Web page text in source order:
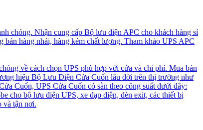
chóng. Nhận cung cấp Bộ lưu điện APC cho khách hàng sỉ
hàng nhái, hàng kém chất lượng. Tham khảo UPS APC
về cách chọn UPS phù hợp với cửa và chi phí. Mua bán
hiệu Bộ Lưu Điện Cửa Cuốn lâu đời trên thị trường như
Cuốn, UPS Cửa Cuốn có sẵn theo công suất dưới đây:
cho bộ lưu điện UPS, xe đạp điện, đèn exit, các thiết bị
và tận nơi.